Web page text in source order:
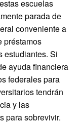
escuelas
parada de
conveniente a
préstamos
estudiantes. Si
ayuda financiera
federales para
tendrán
y las
para sobrevivir.